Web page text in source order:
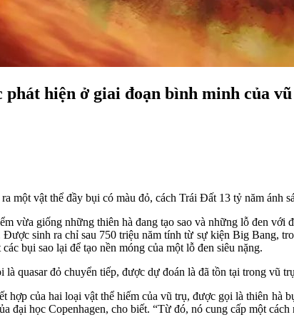
phát hiện ở giai đoạn bình minh của
một vật thể đầy bụi có màu đỏ, cách Trái Đất 13 tỷ năm ánh
vừa giống những thiên hà đang tạo sao và những lỗ đen
sinh ra chỉ sau 750 triệu năm tính từ sự kiện Big Bang,
bụi sao lại để tạo nền móng của một lỗ đen siêu nặng.
quasar đỏ chuyển tiếp, được dự đoán là đã tồn tại trong vũ
hợp của hai loại vật thể hiếm của vũ trụ, được gọi là thiên
đại học Copenhagen, cho biết. “Từ đó, nó cung cấp một